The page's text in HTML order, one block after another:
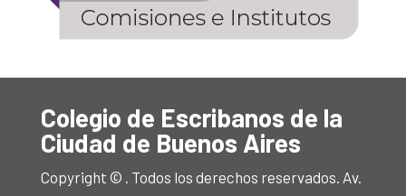
Colegio de Escribanos de la
Ciudad de Buenos Aires
Copyright © . Todos los derechos reservados. Av.